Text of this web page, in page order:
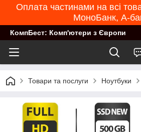
Оплата частинами на всі
МоноБанк, А-
КомпБест: Комп'ютери з Європи
Товари та послуги Ноутбуки